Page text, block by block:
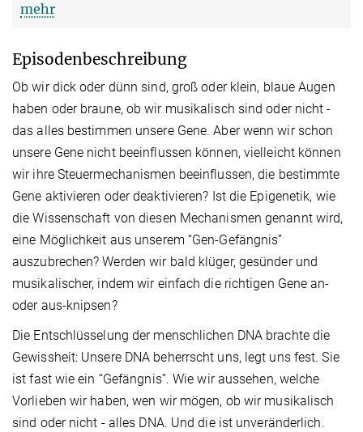
mehr
Episodenbeschreibung
Ob wir dick oder dünn sind, groß oder klein, blaue Augen
haben oder braune, ob wir musikalisch sind oder nicht -
das alles bestimmen unsere Gene. Aber wenn wir schon
unsere Gene nicht beeinflussen können, vielleicht können
wir ihre Steuermechanismen beeinflussen, die bestimmte
Gene aktivieren oder deaktivieren? Ist die Epigenetik, wie
die Wissenschaft von diesen Mechanismen genannt wird,
eine Möglichkeit aus unserem “Gen-Gefängnis”
auszubrechen? Werden wir bald klüger, gesünder und
musikalischer, indem wir einfach die richtigen Gene an-
oder aus-knipsen?
Die Entschlüsselung der menschlichen DNA brachte die
Gewissheit: Unsere DNA beherrscht uns, legt uns fest. Sie
ist fast wie ein “Gefängnis”. Wie wir aussehen, welche
Vorlieben wir haben, wen wir mögen, ob wir musikalisch
sind oder nicht - alles DNA. Und die ist unveränderlich.